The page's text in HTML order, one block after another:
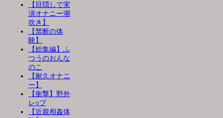
【目隠しで実
演オナニー潮
吹き】
【禁断の体
験】
【総集編】ふ
つうのおんな
のこ
【耐久オナニ
ー】
【衝撃】野外
レ○プ
【近親相姦体